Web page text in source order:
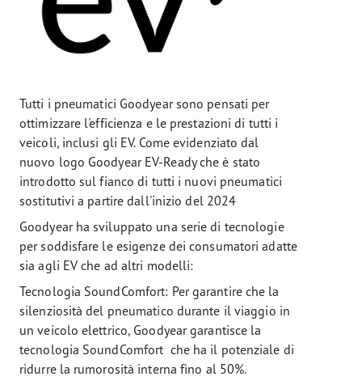
Tutti i pneumatici Goodyear sono pensati per
ottimizzare l'efficienza e le prestazioni di tutti i
veicoli, inclusi gli EV. Come evidenziato dal
nuovo logo Goodyear EV-Ready che è stato
introdotto sul fianco di tutti i nuovi pneumatici
sostitutivi a partire dall'inizio del 2024
Goodyear ha sviluppato una serie di tecnologie
per soddisfare le esigenze dei consumatori adatte
sia agli EV che ad altri modelli:
Tecnologia SoundComfort: Per garantire che la
silenziosità del pneumatico durante il viaggio in
un veicolo elettrico, Goodyear garantisce la
tecnologia SoundComfort che ha il potenziale di
ridurre la rumorosità interna fino al 50%.